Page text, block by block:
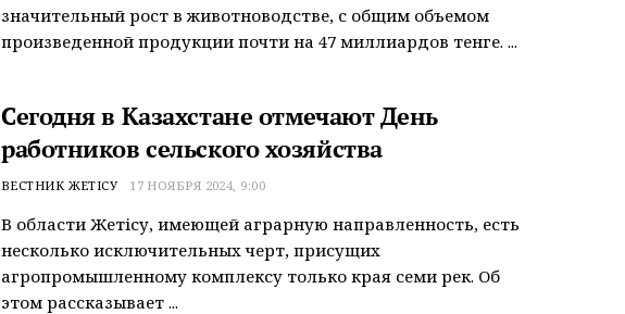
значительный рост в животноводстве, с общим объемом
произведенной продукции почти на 47 миллиардов тенге. ...
Сегодня в Казахстане отмечают День
работников сельского хозяйства
ВЕСТНИК ЖЕТІСУ 17 НОЯБРЯ 2024, 9:00
В области Жетісу, имеющей аграрную направленность, есть
несколько исключительных черт, присущих
агропромышленному комплексу только края семи рек. Об
этом рассказывает ...